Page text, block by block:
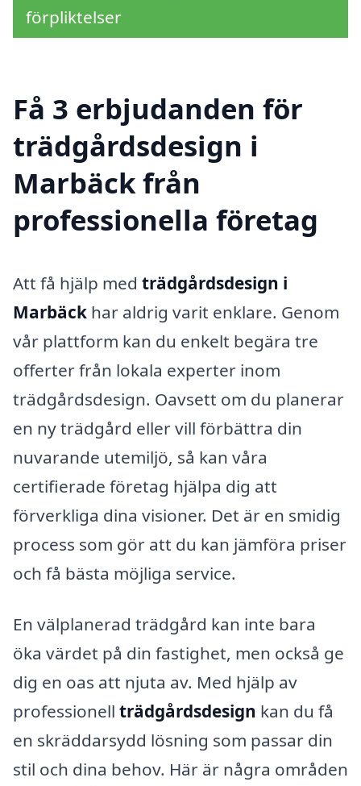
förpliktelser
Få 3 erbjudanden för
trädgårdsdesign i
Marbäck från
professionella företag
Att få hjälp med trädgårdsdesign i
Marbäck har aldrig varit enklare. Genom
vår plattform kan du enkelt begära tre
offerter från lokala experter inom
trädgårdsdesign. Oavsett om du planerar
en ny trädgård eller vill förbättra din
nuvarande utemiljö, så kan våra
certifierade företag hjälpa dig att
förverkliga dina visioner. Det är en smidig
process som gör att du kan jämföra priser
och få bästa möjliga service.
En välplanerad trädgård kan inte bara
öka värdet på din fastighet, men också ge
dig en oas att njuta av. Med hjälp av
professionell trädgårdsdesign kan du få
en skräddarsydd lösning som passar din
stil och dina behov. Här är några områden